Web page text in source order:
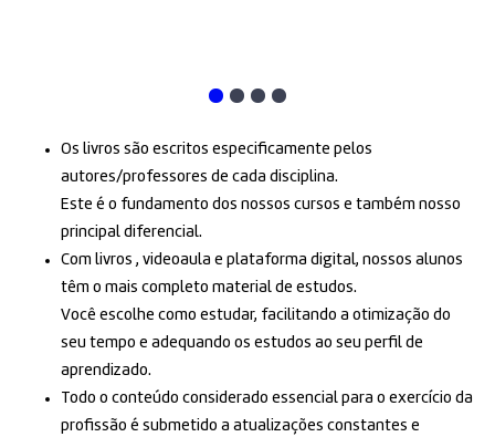
Os livros são escritos especificamente pelos
autores/professores de cada disciplina.
Este é o fundamento dos nossos cursos e também nosso
principal diferencial.
Com livros , videoaula e plataforma digital, nossos alunos
têm o mais completo material de estudos.
Você escolhe como estudar, facilitando a otimização do
seu tempo e adequando os estudos ao seu perfil de
aprendizado.
Todo o conteúdo considerado essencial para o exercício da
profissão é submetido a atualizações constantes e